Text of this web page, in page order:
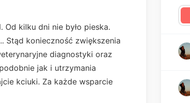
Od kilku dni nie było pieska.
Stąd konieczność zwiększenia
diagnostyki oraz
jak i utrzymania
kciuki. Za każde wsparcie